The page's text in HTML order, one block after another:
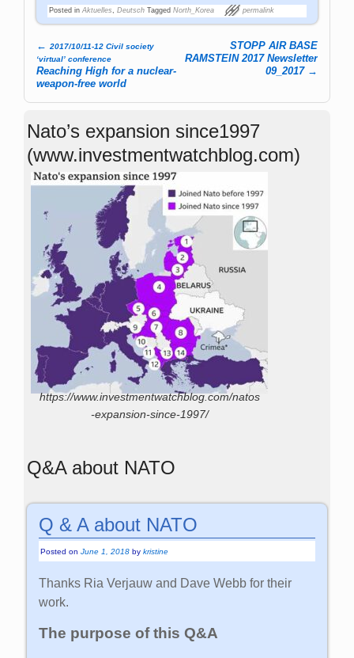
Posted in Aktuelles,Deutsch Tagged North_Korea permalink
Post navigation
← 2017/10/11-12 Civil society
‘virtual’ conference
Reaching High for a nuclear-
weapon-free world
STOPP AIR BASE
RAMSTEIN 2017 Newsletter
09_2017 →
Nato’s expansion since1997
(www.investmentwatchblog.com)
https://www.investmentwatchblog.com/natos
-expansion-since-1997/
Q&A about NATO
Q & A about NATO
Posted onJune 1, 2018 bykristine
Thanks Ria Verjauw and Dave Webb for their
work.
The purpose of this Q&A